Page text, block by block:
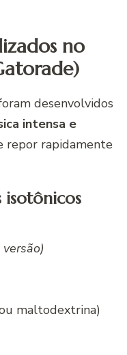
no
desenvolvidos
intensa e
repor rapidamente
isotônicos
maltodextrina)